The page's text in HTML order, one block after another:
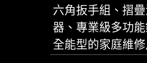
六角扳手組、摺
器、專業級多功
全能型的家庭維